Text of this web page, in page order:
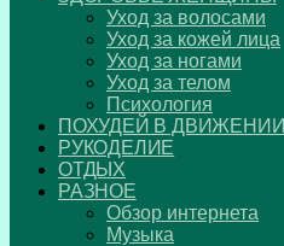
Уход за волосами
Уход за кожей лица
Уход за ногами
Уход за телом
Психология
ПОХУДЕЙ В ДВИЖЕНИИ
РУКОДЕЛИЕ
ОТДЫХ
РАЗНОЕ
Обзор интернета
Музыка